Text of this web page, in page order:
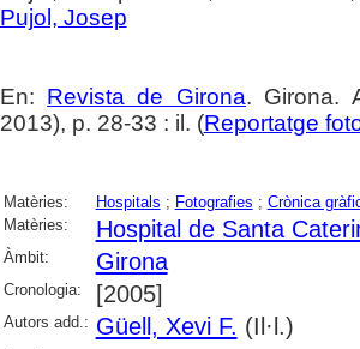
Pujol, Josep
En: Revista de Girona. Girona.
2013), p. 28-33 : il. (Reportatge
Matèries: Hospitals ; Fotografies ; Crònica
Matèries:
Hospital de Santa
Àmbit: Girona
Cronologia: [2005]
Autors add.: Güell, Xevi F. (Il·l.)